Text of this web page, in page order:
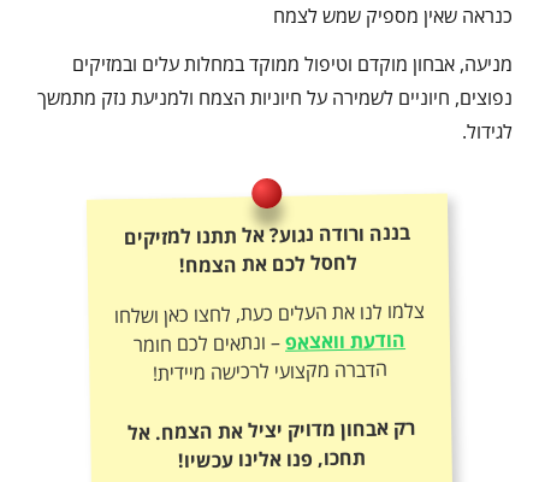
כנראה שאין מספיק שמש לצמח
מניעה, אבחון מוקדם וטיפול ממוקד במחלות עלים ובמזיקים
נפוצים, חיוניים לשמירה על חיוניות הצמח ולמניעת נזק מתמשך
לגידול.
בננה ורודה נגוע? אל תתנו למזיקים
לחסל לכם את הצמח!
צלמו לנו את העלים כעת, לחצו כאן ושלחו
הודעת וואצאפ– ונתאים לכם חומר
הדברה מקצועי לרכישה מיידית!
רק אבחון מדויק יציל את הצמח. אל
תחכו, פנו אלינו עכשיו!